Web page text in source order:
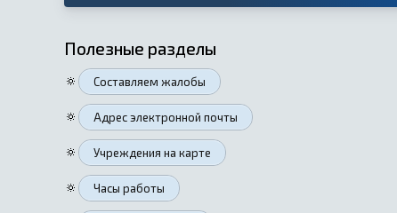
Полезные разделы
🔅 Составляем жалобы
🔅 Адрес электронной почты
🔅 Учреждения на карте
🔅 Часы работы